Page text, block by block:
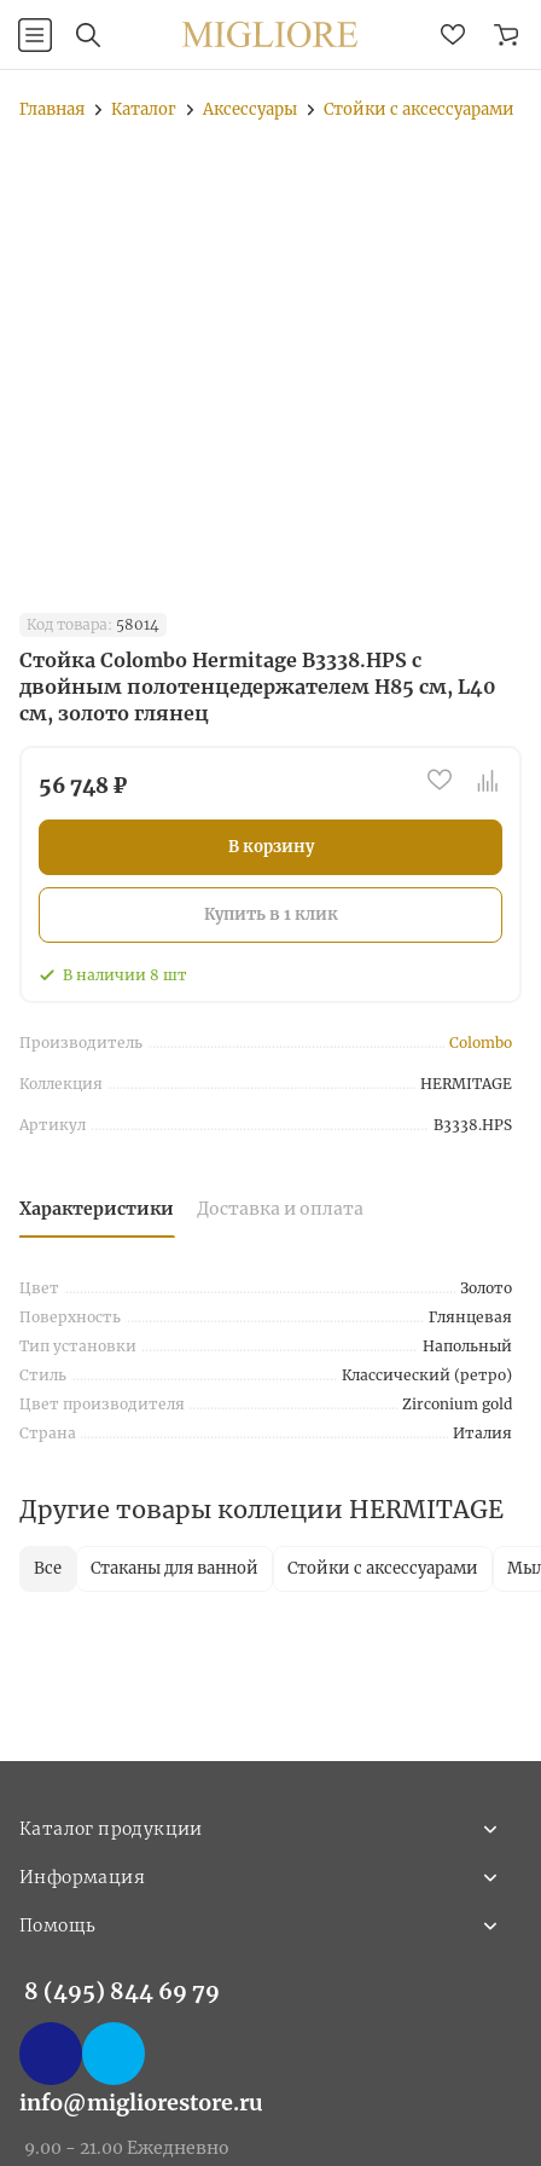
Главная Каталог Аксессуары Стойки с аксессуарами
Код товара: 58014
Стойка Colombo Hermitage B3338.HPS с
двойным полотенцедержателем H85 см, L40
см, золото глянец
56 748 ₽
В корзину
Купить в 1 клик
В наличии 8 шт
Производитель Colombo
Коллекция HERMITAGE
Артикул B3338.HPS
Характеристики Доставка и оплата
Цвет
Золото
Поверхность
Глянцевая
Тип установки
Напольный
Стиль
Классический (ретро)
Цвет производителя
Zirconium gold
Страна
Италия
Другие товары коллеции HERMITAGE
Все Стаканы для ванной Стойки с аксессуарами
Каталог продукции
Информация
Помощь
8 (495) 844 69 79
info@migliorestore.ru
9.00 - 21.00 Ежедневно